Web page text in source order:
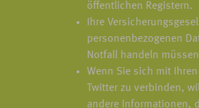
öffentlichen Registern.
Ihre
personenbezogenen
Notfall handeln
Wenn Sie sich mit
Twitter zu verbinden,
andere Informationen,